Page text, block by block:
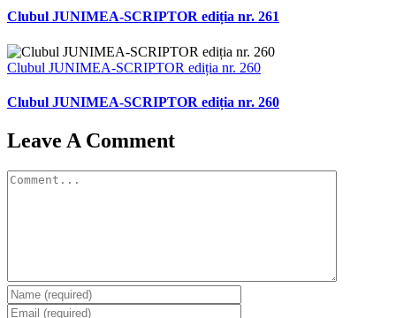
Clubul JUNIMEA-SCRIPTOR ediția nr. 261
Clubul JUNIMEA-SCRIPTOR ediția nr. 260
Clubul JUNIMEA-SCRIPTOR ediția nr. 260
Leave A Comment
Comment